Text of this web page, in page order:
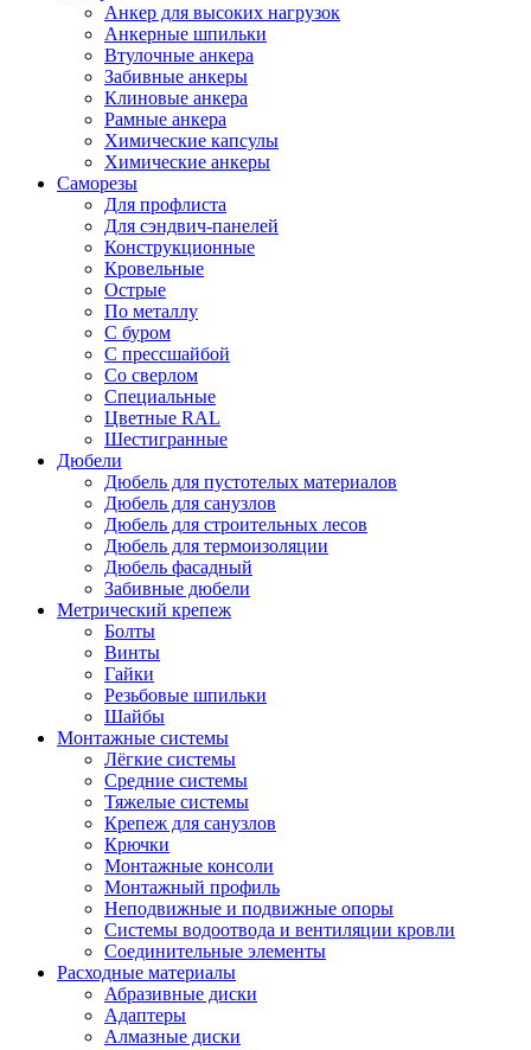
Анкер для высоких нагрузок
Анкерные шпильки
Втулочные анкера
Забивные анкеры
Клиновые анкера
Рамные анкера
Химические капсулы
Химические анкеры
Саморезы
Для профлиста
Для сэндвич-панелей
Конструкционные
Кровельные
Острые
По металлу
С буром
С прессшайбой
Со сверлом
Специальные
Цветные RAL
Шестигранные
Дюбели
Дюбель для пустотелых материалов
Дюбель для санузлов
Дюбель для строительных лесов
Дюбель для термоизоляции
Дюбель фасадный
Забивные дюбели
Метрический крепеж
Болты
Винты
Гайки
Резьбовые шпильки
Шайбы
Монтажные системы
Лёгкие системы
Средние системы
Тяжелые системы
Крепеж для санузлов
Крючки
Монтажные консоли
Монтажный профиль
Неподвижные и подвижные опоры
Системы водоотвода и вентиляции кровли
Соединительные элементы
Расходные материалы
Абразивные диски
Адаптеры
Алмазные диски